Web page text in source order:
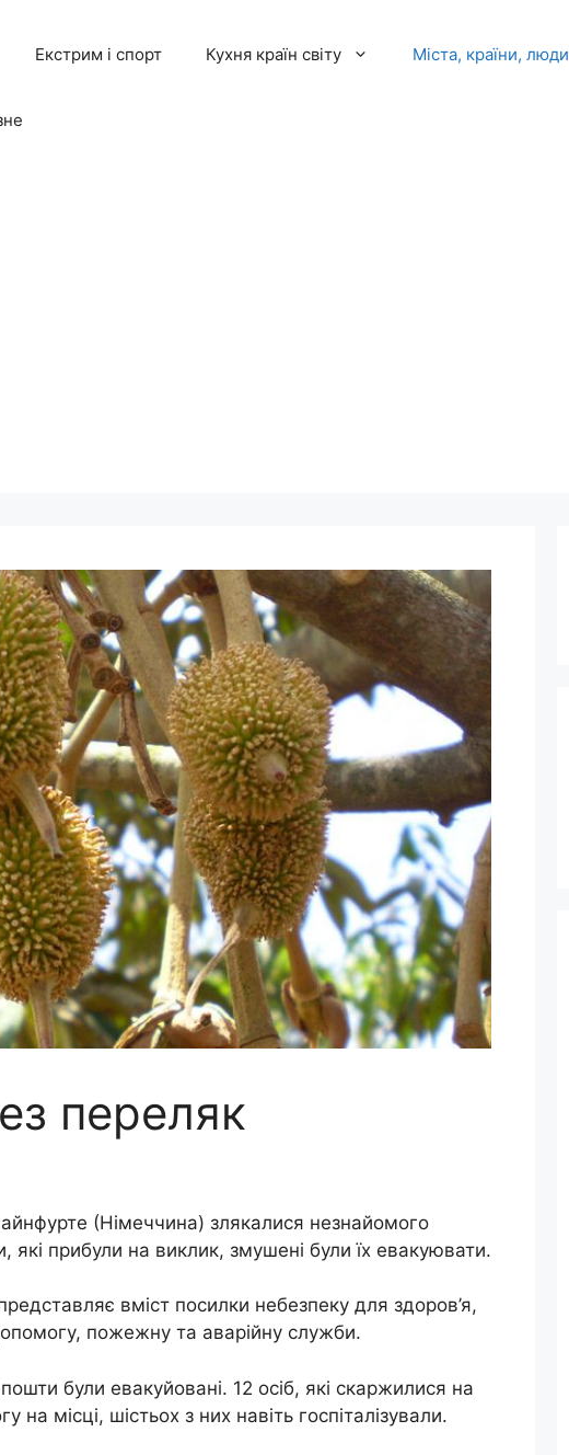
Екстрим і спорт Кухня країн світу Міста, країни, люди
переляк
(Німеччина) злякалися незнайомого
які прибули на виклик, змушені були їх евакуювати.
вміст посилки небезпеку для здоров’я,
пожежну та аварійну служби.
були евакуйовані. 12 осіб, які скаржилися на
місці, шістьох з них навіть госпіталізували.